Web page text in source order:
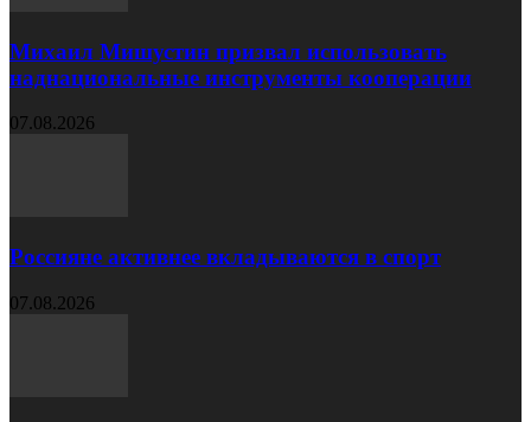
Михаил Мишустин призвал использовать
наднациональные инструменты кооперации
07.08.2026
Россияне активнее вкладываются в спорт
07.08.2026